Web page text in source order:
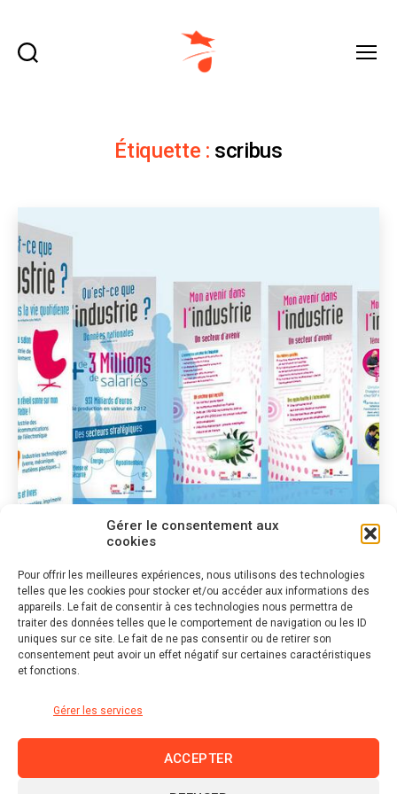
Gérer le consentement aux
cookies
Pour offrir les meilleures expériences, nous utilisons des technologies
telles que les cookies pour stocker et/ou accéder aux informations des
appareils. Le fait de consentir à ces technologies nous permettra de
traiter des données telles que le comportement de navigation ou les ID
uniques sur ce site. Le fait de ne pas consentir ou de retirer son
consentement peut avoir un effet négatif sur certaines caractéristiques
et fonctions.
Gérer les services
ACCEPTER
Étiquette : scribus
Catégories
MAQUETTE PRINT
La semaine de l’industrie 2014 en Seine-et-Marne